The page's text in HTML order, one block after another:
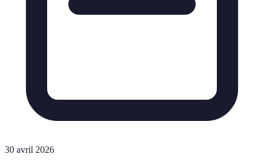
30 avril 2026